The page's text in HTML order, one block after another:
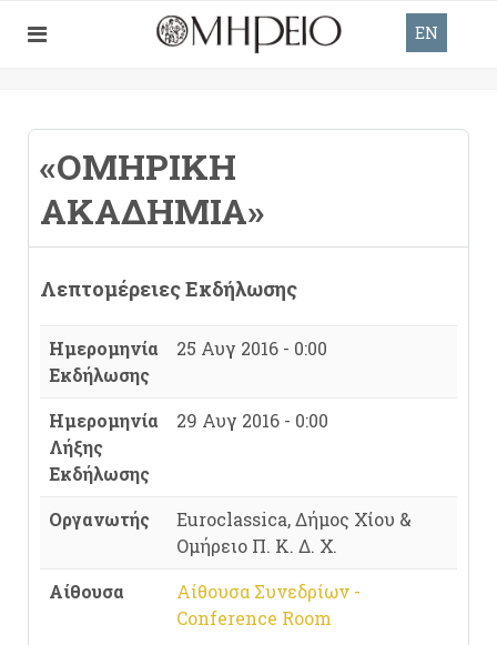
EN
«ΟΜΗΡΙΚΗ
ΑΚΑΔΗΜΙΑ»
Λεπτομέρειες Εκδήλωσης
Ημερομηνία
Εκδήλωσης
25 Αυγ 2016 - 0:00
Ημερομηνία
Λήξης
Εκδήλωσης
29 Αυγ 2016 - 0:00
Οργανωτής
Euroclassica, Δήμος Χίου &
Ομήρειο Π. Κ. Δ. Χ.
Αίθουσα
Αίθουσα Συνεδρίων -
Conference Room